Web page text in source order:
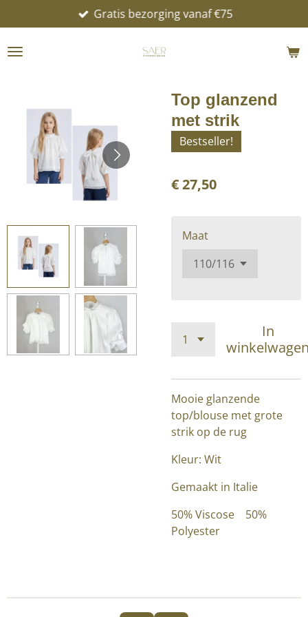
direct
naar
Gratis bezorging vanaf €75
Top glanzend
met strik
Bestseller!
€ 27,50
Maat
In
Mooie glanzende
top/blouse met grote
strik op de rug
Kleur: Wit
Gemaakt in Italie
50% Viscose 50%
Polyester